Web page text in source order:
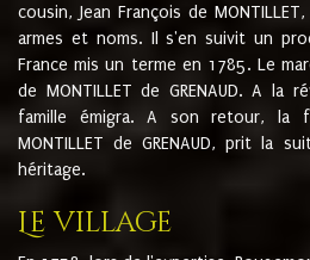
cousin, Jean François de
armes et noms. Il s'en suivit un
France mis un terme en 1785. Le
de MONTILLET de GRENAUD. A la
famille émigra. A son retour, la
MONTILLET de GRENAUD, prit la
héritage.
Le village